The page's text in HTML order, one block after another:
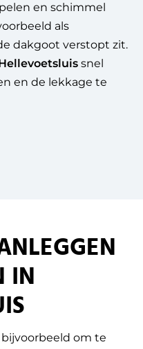
en schimmel
als
dakgoot verstopt zit.
snel
en de lekkage te
IN
bijvoorbeeld om te